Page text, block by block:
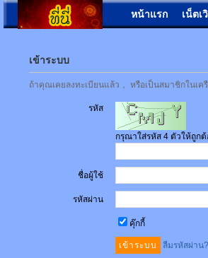
หน้าแรก เน็ตเ
เข้าระบบ
ถ้าคุณเคยลงทะเบียนแล้ว， หรือเป็นสมาชิกในเ
รหัส
กรุณาใส่รหัส 4 ตัวให้ถูก
ชื่อผู้ใช้
รหัสผ่าน
คุ๊กกี้
ลืมรหัสผ่าน?